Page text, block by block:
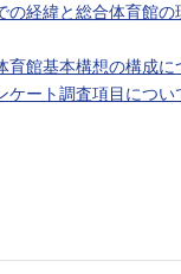
経緯と総合体育館の
館基本構想の構成に
ート調査項目につい